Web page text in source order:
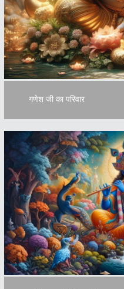
गणेश जी का परिवार